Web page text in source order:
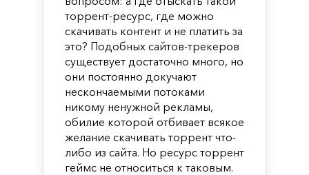
торрент-ресурс, где можно
скачивать контент и не платить за
это? Подобных сайтов-трекеров
существует достаточно много, но
они постоянно докучают
нескончаемыми потоками
никому ненужной рекламы,
обилие которой отбивает всякое
желание скачивать торрент что-
либо из сайта. Но ресурс торрент
геймс не относиться к таковым.